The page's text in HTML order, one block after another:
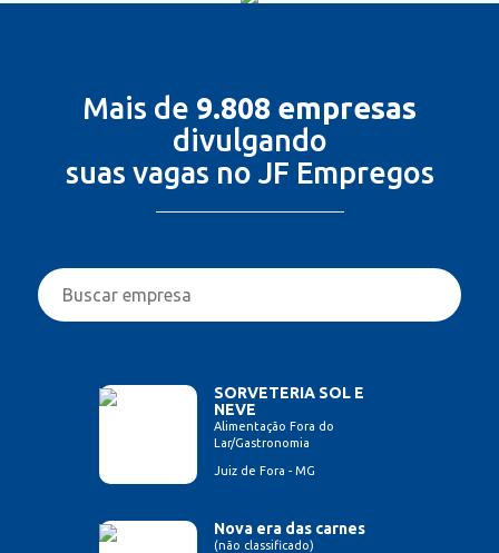
Mais de 9.808 empresas
divulgando
suas vagas no JF Empregos
SORVETERIA SOL E
NEVE
Alimentação Fora do
Lar/Gastronomia
Juiz de Fora - MG
Nova era das carnes
(não classificado)